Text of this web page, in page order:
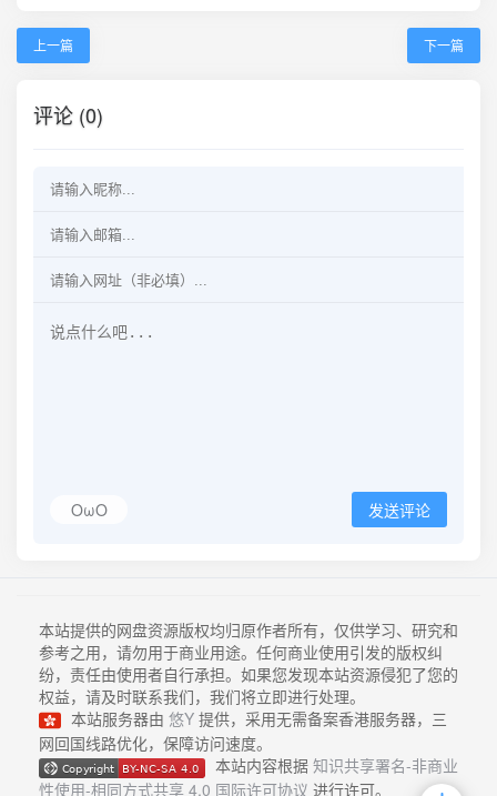
上一篇 下一篇
评论 (0)
OωO 发送评论
本站提供的网盘资源版权均归原作者所有，仅供学习、研究和
参考之用，请勿用于商业用途。任何商业使用引发的版权纠
纷，责任由使用者自行承担。如果您发现本站资源侵犯了您的
权益，请及时联系我们，我们将立即进行处理。
本站服务器由 悠Y 提供，采用无需备案香港服务器，三
网回国线路优化，保障访问速度。
本站内容根据 知识共享署名-非商业
性使用-相同方式共享 4.0 国际许可协议 进行许可。